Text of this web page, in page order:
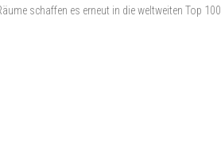
schaffen es erneut in die weltweiten Top 100.